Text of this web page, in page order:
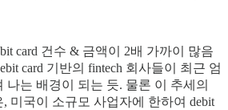
card 건수 & 금액이 2배 가까이 많음
card 기반의 fintech 회사들이 최근 엄
나는 배경이 되는 듯. 물론 이 추세의
미국이 소규모 사업자에 한하여 debit